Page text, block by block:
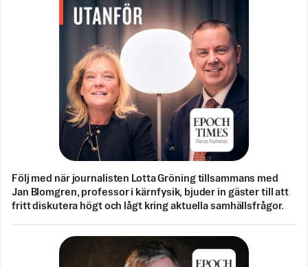
Följ med när journalisten Lotta Gröning tillsammans med
Jan Blomgren, professor i kärnfysik, bjuder in gäster till att
fritt diskutera högt och lågt kring aktuella samhällsfrågor.